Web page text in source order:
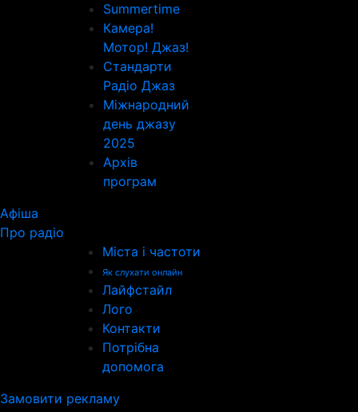
Summertime
Камера!
Мотор! Джаз!
Стандарти
Радіо Джаз
Міжнародний
день джазу
2025
Архів
програм
Афіша
Про радіо
Міста і частоти
Як слухати онлайн
Лайфстайл
Лого
Контакти
Потрібна
допомога
Замовити рекламу